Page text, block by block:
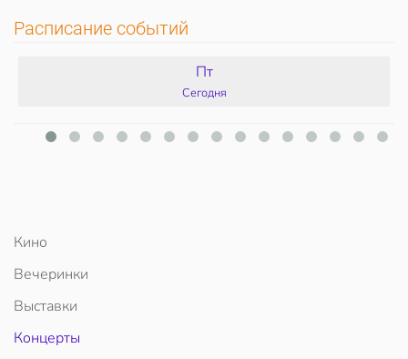
Расписание событий
Пт
Сегодня
Кино
Вечеринки
Выставки
Концерты